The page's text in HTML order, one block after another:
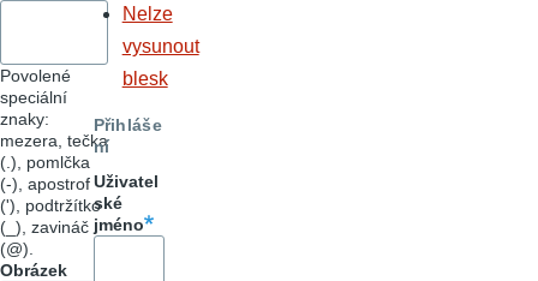
Povolené
speciální
znaky:
mezera, tečka
(.), pomlčka
(-), apostrof
('), podtržítko
(_), zavináč
(@).
Obrázek
Nelze
vysunout
blesk
Přihláše
ní
Uživatel
ské
jméno